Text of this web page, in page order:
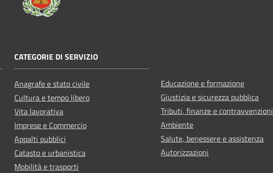
CATEGORIE DI SERVIZIO
Anagrafe e stato civile
Cultura e tempo libero
Vita lavorativa
Imprese e Commercio
Appalti pubblici
Catasto e urbanistica
Mobilità e trasporti
Educazione e formazione
Giustizia e sicurezza pubblica
Tributi, finanze e contravvenzioni
Ambiente
Salute, benessere e assistenza
Autorizzazioni